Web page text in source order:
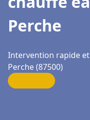
Perche
Intervention rapide
Perche (87500)